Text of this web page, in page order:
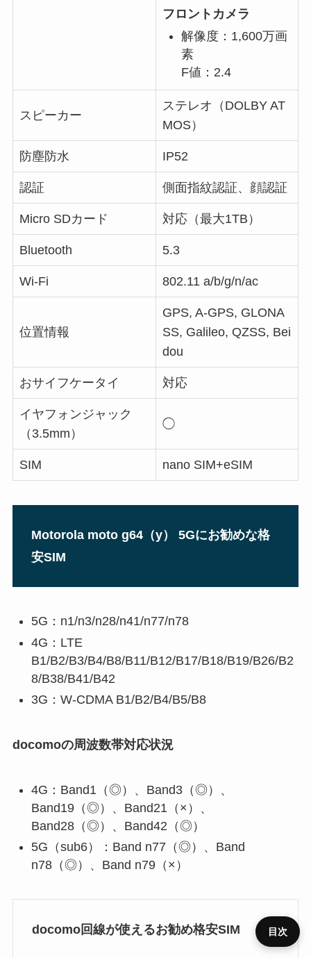
フロントカメラ
解像度：1,600万画
素
F値：2.4
スピーカー
ステレオ（DOLBY AT
MOS）
防塵防水 IP52
認証 側面指紋認証、顔認証
Micro SDカード 対応（最大1TB）
Bluetooth 5.3
Wi-Fi 802.11 a/b/g/n/ac
位置情報
GPS, A-GPS, GLONA
SS, Galileo, QZSS, Bei
dou
おサイフケータイ 対応
イヤフォンジャック
（3.5mm）
◯
SIM nano SIM+eSIM
Motorola moto g64（y） 5Gにお勧めな格
安SIM
5G：n1/n3/n28/n41/n77/n78
4G：LTE
B1/B2/B3/B4/B8/B11/B12/B17/B18/B19/B26/B2
8/B38/B41/B42
3G：W-CDMA B1/B2/B4/B5/B8
docomoの周波数帯対応状況
4G：Band1（◎）、Band3（◎）、
Band19（◎）、Band21（×）、
Band28（◎）、Band42（◎）
5G（sub6）：Band n77（◎）、Band
n78（◎）、Band n79（×）
docomo回線が使えるお勧め格安SIM 目次